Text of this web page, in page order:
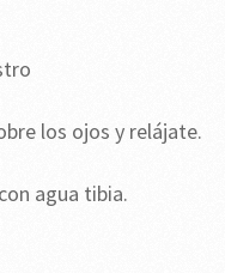
los ojos y relájate.
agua tibia.